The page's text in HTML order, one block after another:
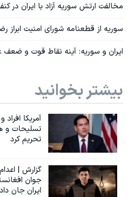
مخالفت ارتش سوریه آزاد با ایران در
سوریه از قطعنامه شورای امنیت ابراز
ایران و سوریه: آینه نقاط قوت و ضعف
بیشتر بخوانید
آمریکا
تسلیحات و
تحریم کرد
گزارش |
جوان
ایران جان